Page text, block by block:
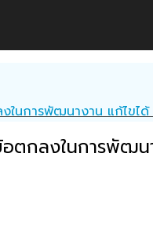
ในการพัฒนางาน แก้ไขไ
อตกลงในการพัฒ